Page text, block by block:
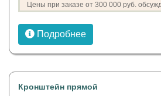
Цены при заказе от 300 000 руб.
Подробнее
Кронштейн прямой